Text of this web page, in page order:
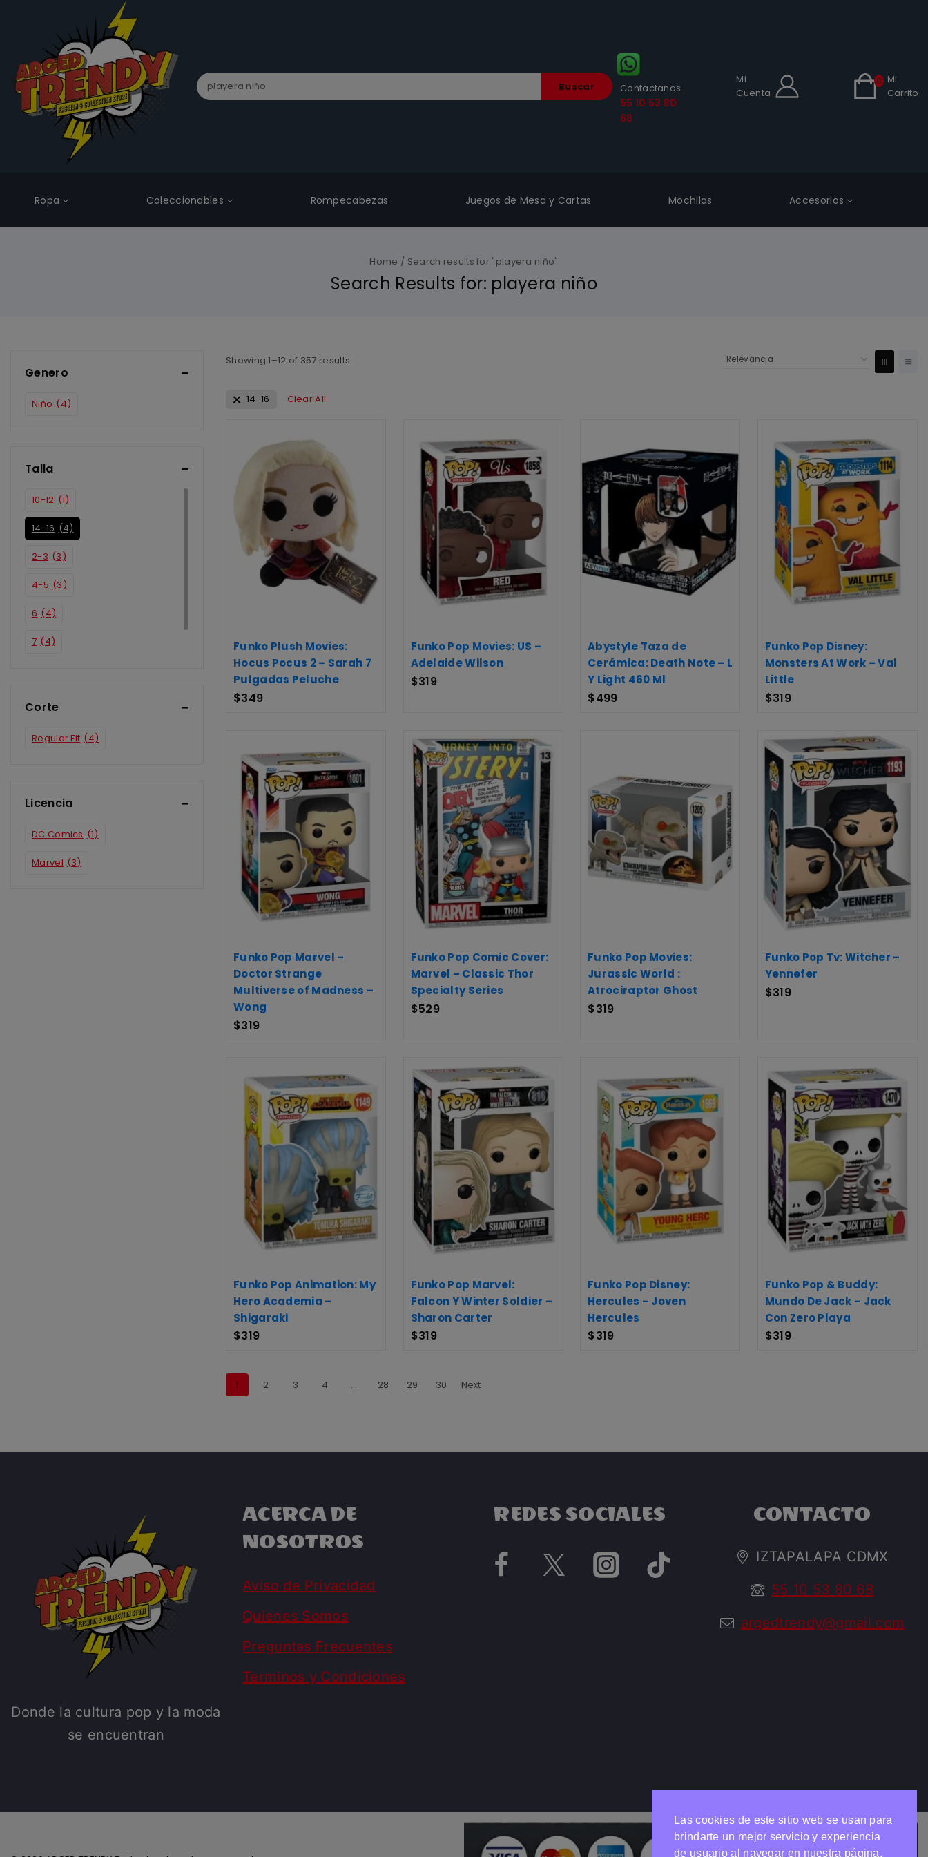
Buscar Contactanos
55 10 53 80
68
Mi
Cuenta
0
Mi
Carrito
Ropa Coleccionables Rompecabezas Juegos de Mesa y Cartas Mochilas Accesorios
Home / Search results for "playera niño"
Search Results for: playera niño
Showing 1–12 of 357 results
14-16 Clear All
Funko Plush Movies:
Hocus Pocus 2 – Sarah 7
Pulgadas Peluche
$349
Funko Pop Movies: US –
Adelaide Wilson
$319
Abystyle Taza de
Cerámica: Death Note – L
Y Light 460 Ml
$499
Funko Pop Disney:
Monsters At Work – Val
Little
$319
Funko Pop Marvel –
Doctor Strange
Multiverse of Madness –
Wong
$319
Funko Pop Comic Cover:
Marvel – Classic Thor
Specialty Series
$529
Funko Pop Movies:
Jurassic World :
Atrociraptor Ghost
$319
Funko Pop Tv: Witcher –
Yennefer
$319
Funko Pop Animation: My
Hero Academia –
Shigaraki
$319
Funko Pop Marvel:
Falcon Y Winter Soldier –
Sharon Carter
$319
Funko Pop Disney:
Hercules – Joven
Hercules
$319
Funko Pop & Buddy:
Mundo De Jack – Jack
Con Zero Playa
$319
1 2 3 4 … 28 29 30 Next
Genero
Niño (4)
Talla
10-12 (1)
14-16 (4)
2-3 (3)
4-5 (3)
6 (4)
7 (4)
Corte
Regular Fit (4)
Licencia
DC Comics (1)
Marvel (3)
Donde la cultura pop y la moda
se encuentran
ACERCA DE
NOSOTROS
Aviso de Privacidad
Quienes Somos
Preguntas Frecuentes
Terminos y Condiciones
REDES SOCIALES CONTACTO
IZTAPALAPA CDMX
55 10 53 80 68
argedtrendy@gmail.com
Las cookies de este sitio web se usan para
brindarte un mejor servicio y experiencia
de usuario al navegar en nuestra página,